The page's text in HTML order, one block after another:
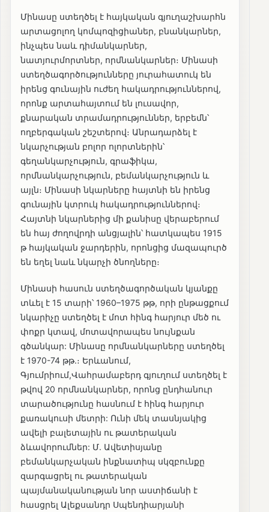
Մինասը ստեղծել է հայկական գյուղաշխարհն
արտացոլող կոմպոզիցիաներ, բնանկարներ,
ինչպես նաև դիմանկարներ,
նատյուրմորտներ, որմնանկարներ։ Մինասի
ստեղծագործությունները յուրահատուկ են
իրենց գունային ուժեղ հակադրություններով,
որոնք արտահայտում են լուսավոր,
քնարական տրամադրություններ, երբեմն՝
ողբերգական շեշտերով։ Անրադարձել է
նկարչության բոլոր ոլորտներին՝
գեղանկարչություն, գրաֆիկա,
որմնանկարչություն, բեմանկարչություն և
այլն։ Մինասի նկարները հայտնի են իրենց
գունային կտրուկ հակադրություններով։
Հայտնի նկարներից մի քանիսը վերաբերում
են հայ ժողովրդի անցյալին՝ հատկապես 1915
թ հայկական ջարդերին, որոնցից մազապուրծ
են եղել նաև նկարչի ծնողները։
Մինասի հասուն ստեղծագործական կյանքը
տևել է 15 տարի՝ 1960–1975 թթ, որի ընթացքում
նկարիչը ստեղծել է մոտ հինգ հարյուր մեծ ու
փոքր կտավ, մոտավորապես նույնքան
գծանկար: Մինասը որմնանկարները ստեղծել
է 1970-74 թթ.։ Երևանում,
Գյումրիում,Վահրամաբերդ գյուղում ստեղծել է
թվով 20 որմնանկարներ, որոնց ընդհանուր
տարածությունը հասնում է հինգ հարյուր
քառակուսի մետրի: Ունի մեկ տասնյակից
ավելի բալետային ու թատերական
ձևավորումներ: Մ. Ավետիսյանը
բեմանկարչական ինքնատիպ սկզբունքը
զարգացրել ու թատերական
պայմանականության նոր աստիճանի է
հասցրել Ալեքսանդր Սպենդիարյանի